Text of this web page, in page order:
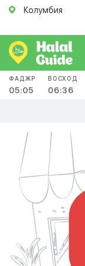
Колумбия
ФАДЖР
05:05
ВОСХОД
06:36